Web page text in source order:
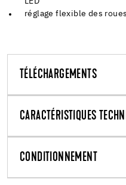
réglage flexible des roues
TÉLÉCHARGEMENTS
CARACTÉRISTIQUES
CONDITIONNEMENT